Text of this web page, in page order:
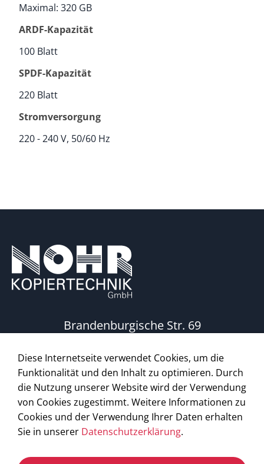
Maximal: 320 GB
ARDF-Kapazität
100 Blatt
SPDF-Kapazität
220 Blatt
Stromversorgung
220 - 240 V, 50/60 Hz
Brandenburgische Str. 69
Telefon: 030 861 60 75
KOPIEREN • DRUCKEN • FAXEN • SCANNEN
Diese Internetseite verwendet Cookies, um die
Funktionalität und den Inhalt zu optimieren. Durch
die Nutzung unserer Website wird der Verwendung
von Cookies zugestimmt. Weitere Informationen zu
Cookies und der Verwendung Ihrer Daten erhalten
Sie in unserer Datenschutzerklärung.